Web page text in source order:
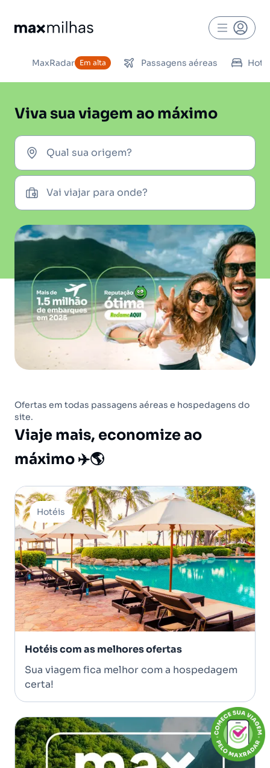
MaxRadar Em alta Passagens aéreas
Viva sua viagem ao máximo
Qual sua origem?
Vai viajar para onde?
Ofertas em todas passagens aéreas e hospedagens do
site.
Viaje mais, economize ao
máximo ✈️🌎
Hotéis
Hotéis com as melhores ofertas
Sua viagem fica melhor com a hospedagem
certa!